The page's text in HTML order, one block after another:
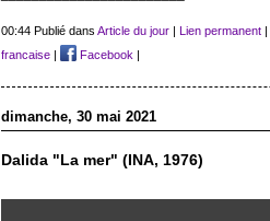
00:44 Publié dans Article du jour| Lien permanent|
francaise| Facebook |
dimanche, 30 mai 2021
Dalida "La mer" (INA, 1976)